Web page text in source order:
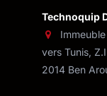
Technoquip
vers Tunis,
2014 Ben